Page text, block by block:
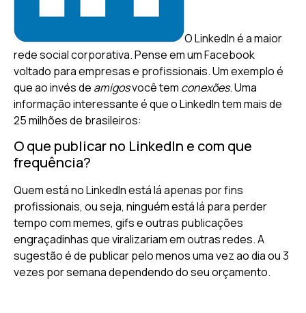
O LinkedIn é a maior
rede social corporativa. Pense em um Facebook
voltado para empresas e profissionais. Um exemplo é
que ao invés de amigosvocê tem conexões. Uma
informação interessante é que o LinkedIn tem mais de
25 milhões de brasileiros:
O que publicar no LinkedIn e com que
frequência?
Quem está no LinkedIn está lá apenas por fins
profissionais, ou seja, ninguém está lá para perder
tempo com memes, gifs e outras publicações
engraçadinhas que viralizariam em outras redes. A
sugestão é de publicar pelo menos uma vez ao dia ou 3
vezes por semana dependendo do seu orçamento.